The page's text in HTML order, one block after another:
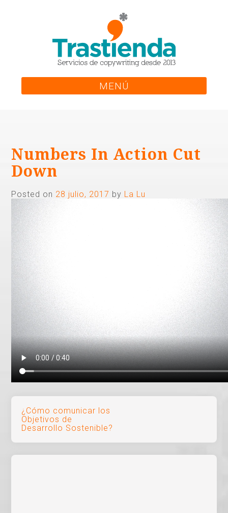
MENÚ
Numbers In Action Cut
Down
Posted on 28 julio, 2017 by La Lu
Navegación
de
entradas
¿Cómo comunicar los
Objetivos de
Desarrollo Sostenible?